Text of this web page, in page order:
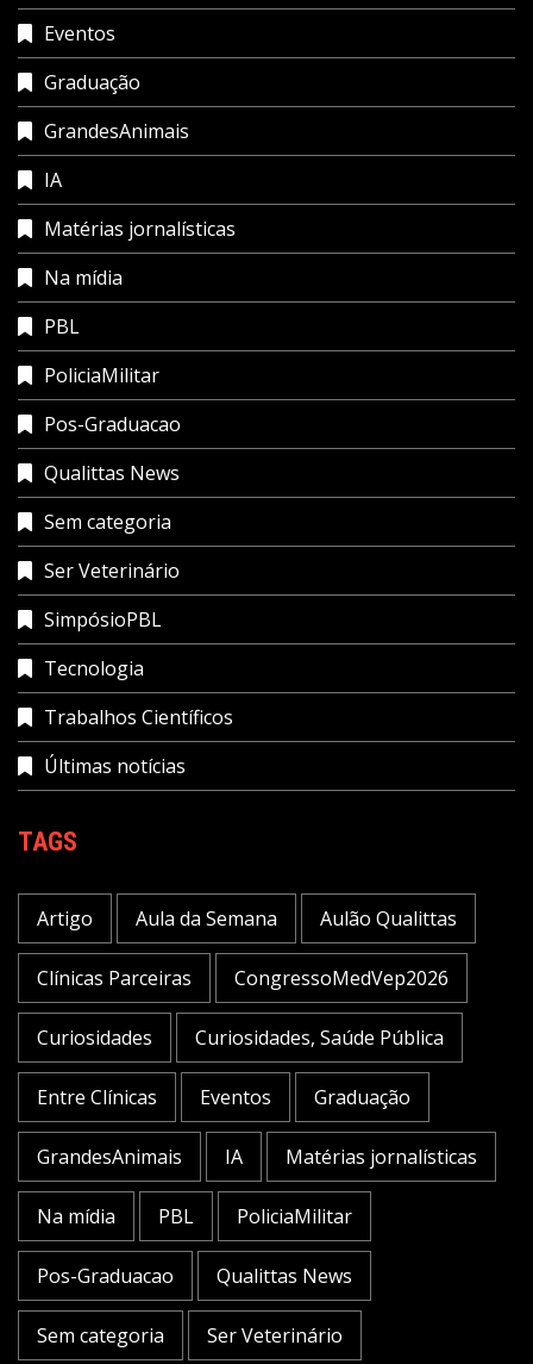
Eventos
Graduação
GrandesAnimais
IA
Matérias jornalísticas
Na mídia
PBL
PoliciaMilitar
Pos-Graduacao
Qualittas News
Sem categoria
Ser Veterinário
SimpósioPBL
Tecnologia
Trabalhos Científicos
Últimas notícias
TAGS
Artigo Aula da Semana Aulão Qualittas
Clínicas Parceiras CongressoMedVep2026
Curiosidades Curiosidades, Saúde Pública
Entre Clínicas Eventos Graduação
GrandesAnimais IA Matérias jornalísticas
Na mídia PBL PoliciaMilitar
Pos-Graduacao Qualittas News
Sem categoria Ser Veterinário